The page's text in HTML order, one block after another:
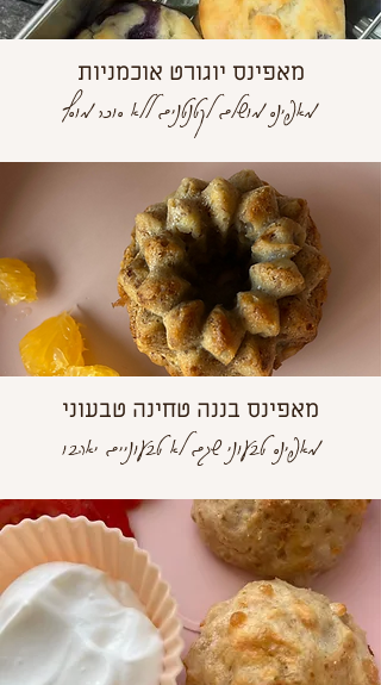
מאפינס יוגורט אוכמניות
מאפינס מושלם לקטנטנים ללא סוכר מוסף
מאפינס בננה טחינה טבעוני
מאפינס טבעוני שגם לא טבעוניים יאהבו